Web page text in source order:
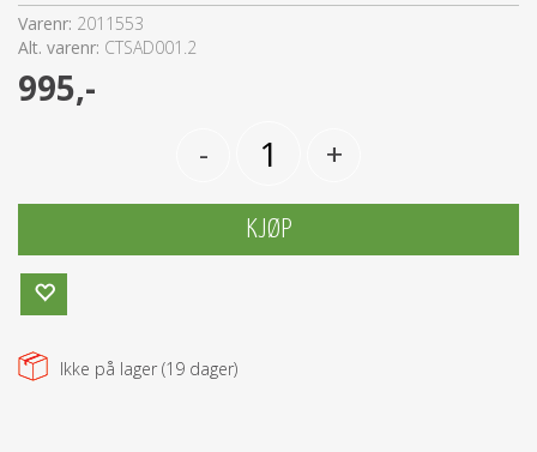
Varenr: 2011553
Alt. varenr: CTSAD001.2
995,-
- +
KJØP
Ikke på lager (19 dager)